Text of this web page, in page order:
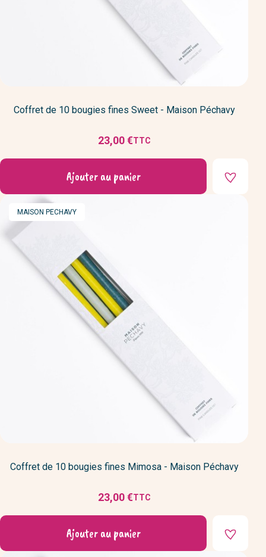
Coffret de 10 bougies fines Sweet - Maison Péchavy
Prix
23,00 €TTC
Ajouter au panier
MARQUE
MAISON PECHAVY
Coffret de 10 bougies fines Mimosa - Maison Péchavy
Prix
23,00 €TTC
Ajouter au panier